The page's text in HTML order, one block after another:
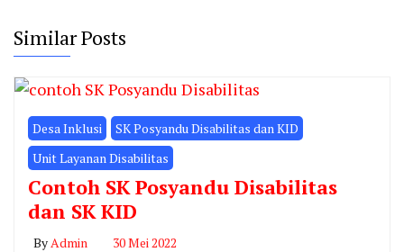
Similar Posts
Desa Inklusi
SK Posyandu Disabilitas dan KID
Unit Layanan Disabilitas
Contoh SK Posyandu Disabilitas
dan SK KID
ByAdmin 30 Mei 2022